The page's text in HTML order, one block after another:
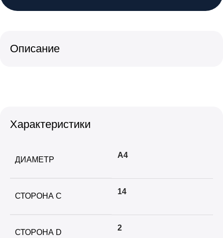
Описание
Характеристики
ДИАМЕТР
А4
СТОРОНА C
14
СТОРОНА D
2